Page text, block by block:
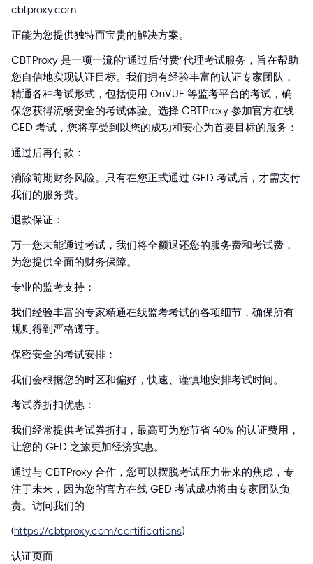
cbtproxy.com
正能为您提供独特而宝贵的解决方案。
CBTProxy 是一项一流的“通过后付费”代理考试服务，旨在帮助
您自信地实现认证目标。我们拥有经验丰富的认证专家团队，
精通各种考试形式，包括使用 OnVUE 等监考平台的考试，确
保您获得流畅安全的考试体验。选择 CBTProxy 参加官方在线
GED 考试，您将享受到以您的成功和安心为首要目标的服务：
通过后再付款：
消除前期财务风险。只有在您正式通过 GED 考试后，才需支付
我们的服务费。
退款保证：
万一您未能通过考试，我们将全额退还您的服务费和考试费，
为您提供全面的财务保障。
专业的监考支持：
我们经验丰富的专家精通在线监考考试的各项细节，确保所有
规则得到严格遵守。
保密安全的考试安排：
我们会根据您的时区和偏好，快速、谨慎地安排考试时间。
考试券折扣优惠：
我们经常提供考试券折扣，最高可为您节省 40% 的认证费用，
让您的 GED 之旅更加经济实惠。
通过与 CBTProxy 合作，您可以摆脱考试压力带来的焦虑，专
注于未来，因为您的官方在线 GED 考试成功将由专家团队负
责。访问我们的
(https://cbtproxy.com/certifications)
认证页面